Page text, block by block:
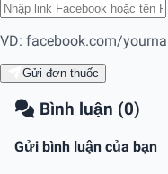
VD: facebook.com/
Gửi đơn thuốc
Bình luận (0)
Gửi bình luận của bạn